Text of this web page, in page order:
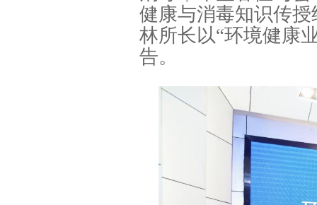
健康与消毒知识传
林所长以“环境健康
告。